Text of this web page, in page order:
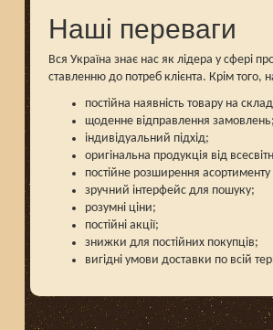
Наші переваги
Вся Україна знає нас як лідера у сфері
ставленню до потреб клієнта. Крім
постійна наявність товару на
щоденне відправлення
індивідуальний підхід;
оригінальна продукція від
постійне розширення асортименту
зручний інтерфейс для пошуку;
розумні ціни;
постійні акції;
знижки для постійних покупців;
вигідні умови доставки по всій